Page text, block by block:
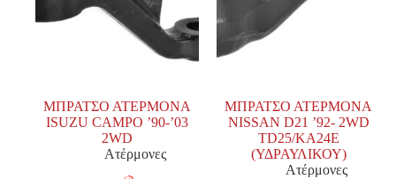
ΜΠΡΑΤΣΟ ΑΤΕΡΜΟΝΑ
ISUZU CAMPO ’90-’03
2WD
Ατέρμονες
ΜΠΡΑΤΣΟ ΑΤΕΡΜΟΝΑ
NISSAN D21 ’92- 2WD
TD25/KA24E
(ΥΔΡΑΥΛΙΚΟΥ)
Ατέρμονες